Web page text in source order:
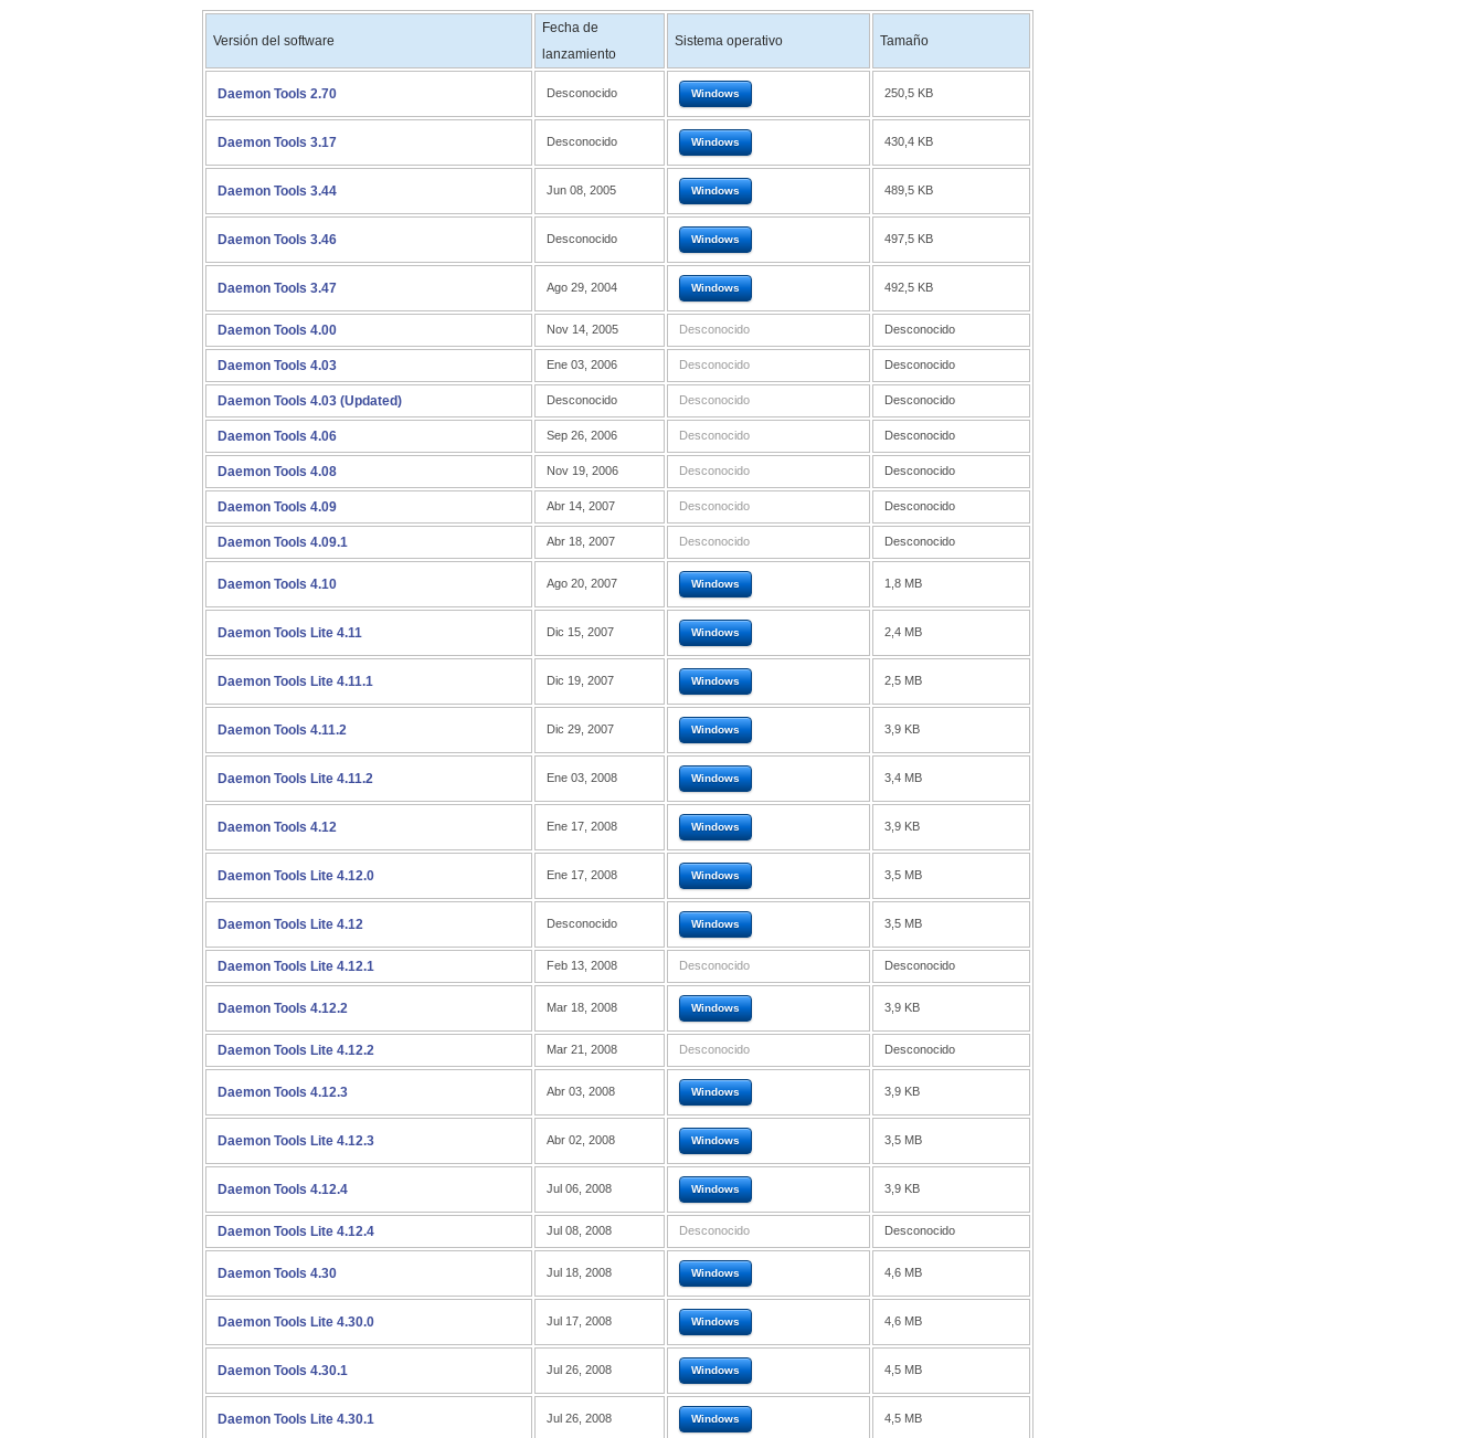
Versión del software
Fecha de
lanzamiento
Sistema operativo Tamaño
Daemon Tools 2.70 Desconocido Windows 250,5 KB
Daemon Tools 3.17 Desconocido Windows 430,4 KB
Daemon Tools 3.44 Jun 08, 2005 Windows 489,5 KB
Daemon Tools 3.46 Desconocido Windows 497,5 KB
Daemon Tools 3.47 Ago 29, 2004 Windows 492,5 KB
Daemon Tools 4.00 Nov 14, 2005 Desconocido Desconocido
Daemon Tools 4.03 Ene 03, 2006 Desconocido Desconocido
Daemon Tools 4.03 (Updated) Desconocido Desconocido Desconocido
Daemon Tools 4.06 Sep 26, 2006 Desconocido Desconocido
Daemon Tools 4.08 Nov 19, 2006 Desconocido Desconocido
Daemon Tools 4.09 Abr 14, 2007 Desconocido Desconocido
Daemon Tools 4.09.1 Abr 18, 2007 Desconocido Desconocido
Daemon Tools 4.10 Ago 20, 2007 Windows 1,8 MB
Daemon Tools Lite 4.11 Dic 15, 2007 Windows 2,4 MB
Daemon Tools Lite 4.11.1 Dic 19, 2007 Windows 2,5 MB
Daemon Tools 4.11.2 Dic 29, 2007 Windows 3,9 KB
Daemon Tools Lite 4.11.2 Ene 03, 2008 Windows 3,4 MB
Daemon Tools 4.12 Ene 17, 2008 Windows 3,9 KB
Daemon Tools Lite 4.12.0 Ene 17, 2008 Windows 3,5 MB
Daemon Tools Lite 4.12 Desconocido Windows 3,5 MB
Daemon Tools Lite 4.12.1 Feb 13, 2008 Desconocido Desconocido
Daemon Tools 4.12.2 Mar 18, 2008 Windows 3,9 KB
Daemon Tools Lite 4.12.2 Mar 21, 2008 Desconocido Desconocido
Daemon Tools 4.12.3 Abr 03, 2008 Windows 3,9 KB
Daemon Tools Lite 4.12.3 Abr 02, 2008 Windows 3,5 MB
Daemon Tools 4.12.4 Jul 06, 2008 Windows 3,9 KB
Daemon Tools Lite 4.12.4 Jul 08, 2008 Desconocido Desconocido
Daemon Tools 4.30 Jul 18, 2008 Windows 4,6 MB
Daemon Tools Lite 4.30.0 Jul 17, 2008 Windows 4,6 MB
Daemon Tools 4.30.1 Jul 26, 2008 Windows 4,5 MB
Daemon Tools Lite 4.30.1 Jul 26, 2008 Windows 4,5 MB